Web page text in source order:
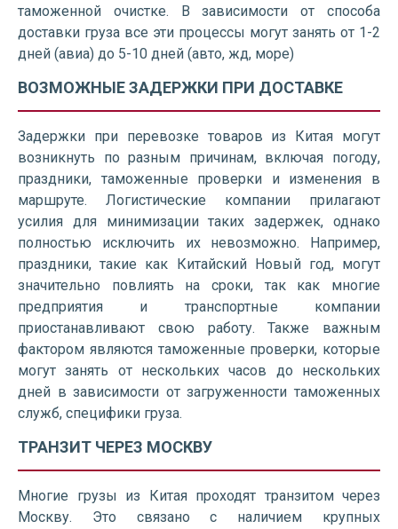
таможенной очистке. В зависимости от способа
доставки груза все эти процессы могут занять от 1-2
дней (авиа) до 5-10 дней (авто, жд, море)
ВОЗМОЖНЫЕ ЗАДЕРЖКИ ПРИ ДОСТАВКЕ
Задержки при перевозке товаров из Китая могут
возникнуть по разным причинам, включая погоду,
праздники, таможенные проверки и изменения в
маршруте. Логистические компании прилагают
усилия для минимизации таких задержек, однако
полностью исключить их невозможно. Например,
праздники, такие как Китайский Новый год, могут
значительно повлиять на сроки, так как многие
предприятия и транспортные компании
приостанавливают свою работу. Также важным
фактором являются таможенные проверки, которые
могут занять от нескольких часов до нескольких
дней в зависимости от загруженности таможенных
служб, специфики груза.
ТРАНЗИТ ЧЕРЕЗ МОСКВУ
Многие грузы из Китая проходят транзитом через
Москву. Это связано с наличием крупных